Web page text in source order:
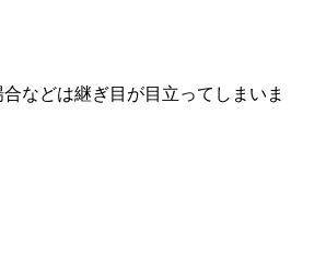
などは継ぎ目が目立ってしまいま